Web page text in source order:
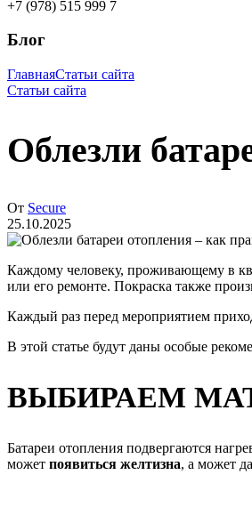
+7 (978) 515 999 7
Блог
ГлавнаяСтатьи сайта
Статьи сайта
Облезли
От Secure
25.10.2025
Каждому человеку, проживающему в
или его ремонте. Покраска также
Каждый раз перед мероприятием
В этой статье будут даны особые
ВЫБИРАЕМ
Батареи отопления подвергаются
может появиться желтизна, а может